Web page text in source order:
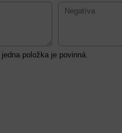
položka je povinná.